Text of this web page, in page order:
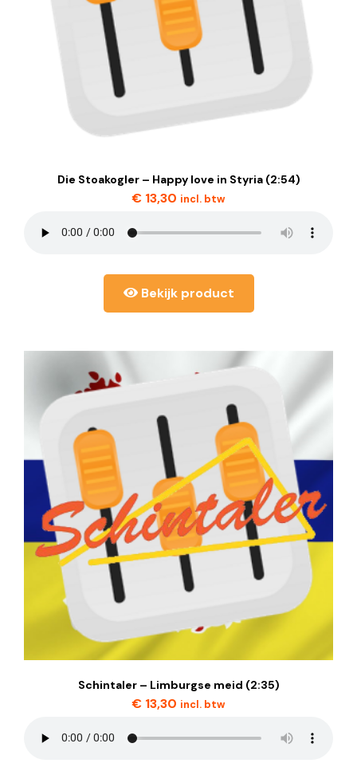
Die Stoakogler – Happy love in Styria (2:54)
€ 13,30 incl. btw
Bekijk product
Schintaler – Limburgse meid (2:35)
€ 13,30 incl. btw